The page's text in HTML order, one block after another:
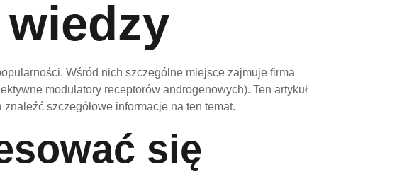
Wśród nich szczególne miejsce zajmuje firma
modulatory receptorów androgenowych). Ten artykuł
szczegółowe informacje na ten temat.
się